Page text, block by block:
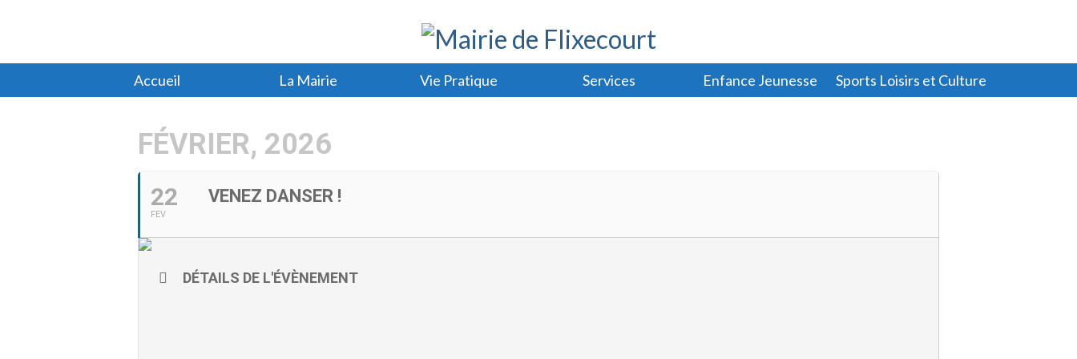
Accueil La Mairie Vie Pratique Services Enfance Jeunesse Sports Loisirs et Culture
FÉVRIER, 2026
22
FEV
VENEZ DANSER !
DÉTAILS DE L'ÉVÈNEMENT